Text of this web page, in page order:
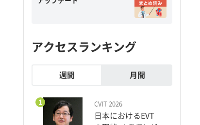
アクセスランキング
週間 月間
1 CVIT 2026
日本におけるEVT